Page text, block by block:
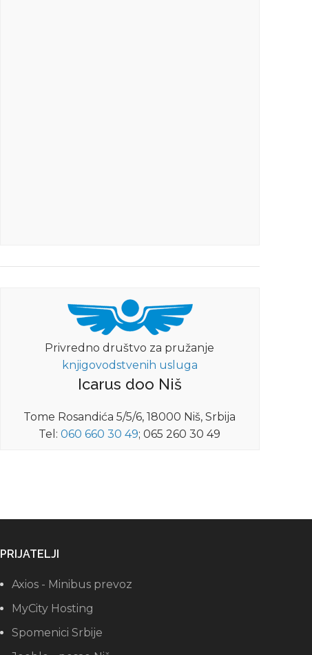
Privredno društvo za pružanje
knjigovodstvenih usluga
Icarus doo Niš
Tome Rosandića 5/5/6, 18000 Niš, Srbija
Tel:060 660 30 49; 065 260 30 49
PRIJATELJI
Axios - Minibus prevoz
MyCity Hosting
Spomenici Srbije